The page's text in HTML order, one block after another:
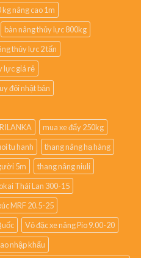
nâng cao 1m
bàn nâng thủy lực 800kg
thủy lực 2 tấn
lực giá rẻ
đôi nhật bản
mua xe đẩy 250kg
tu hanh
thang nâng hạ hàng
5m
thang nâng niuli
Thái Lan 300-15
MRF 20.5-25
Vỏ đặc xe nâng Pio 9.00-20
nhập khẩu